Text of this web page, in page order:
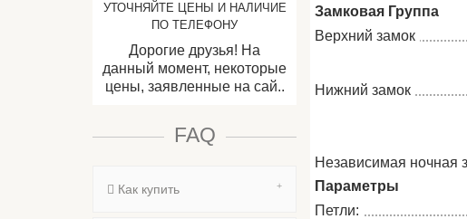
УТОЧНЯЙТЕ ЦЕНЫ И НАЛИЧИЕ
ПО ТЕЛЕФОНУ
Дорогие друзья! На
данный момент, некоторые
цены, заявленные на сай..
FAQ
Как купить
Замковая Группа
Верхний замок
Нижний замок
Независимая ночная
Параметры
Петли: